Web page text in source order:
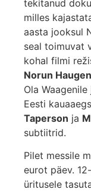
tekitanud
milles
aasta jooksul
seal toimuvat
kohal filmi
Norun Haugen
Ola
Eesti
Taperson ja
subtiitrid.
Pilet messile
eurot päev.
üritusele